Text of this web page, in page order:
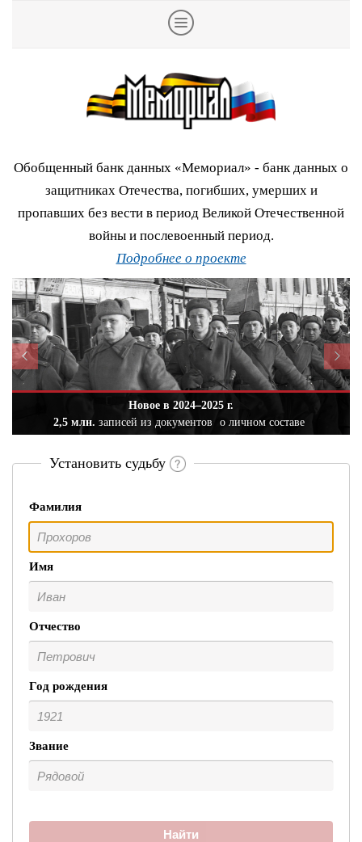
Обобщенный банк данных «Мемориал» - банк данных о
защитниках Отечества, погибших, умерших и
пропавших без вести в период Великой Отечественной
войны и послевоенный период.
Подробнее о проекте
Новое в 2024–2025 г.
2,5 млн. записей из документов о личном составе
Установить судьбу
Фамилия
Имя
Отчество
Год рождения
Звание
Найти